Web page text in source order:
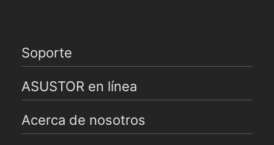
Soporte
ASUSTOR en línea
Acerca de nosotros